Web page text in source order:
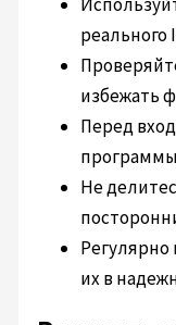
реального
избежать
Перед
Не
их в